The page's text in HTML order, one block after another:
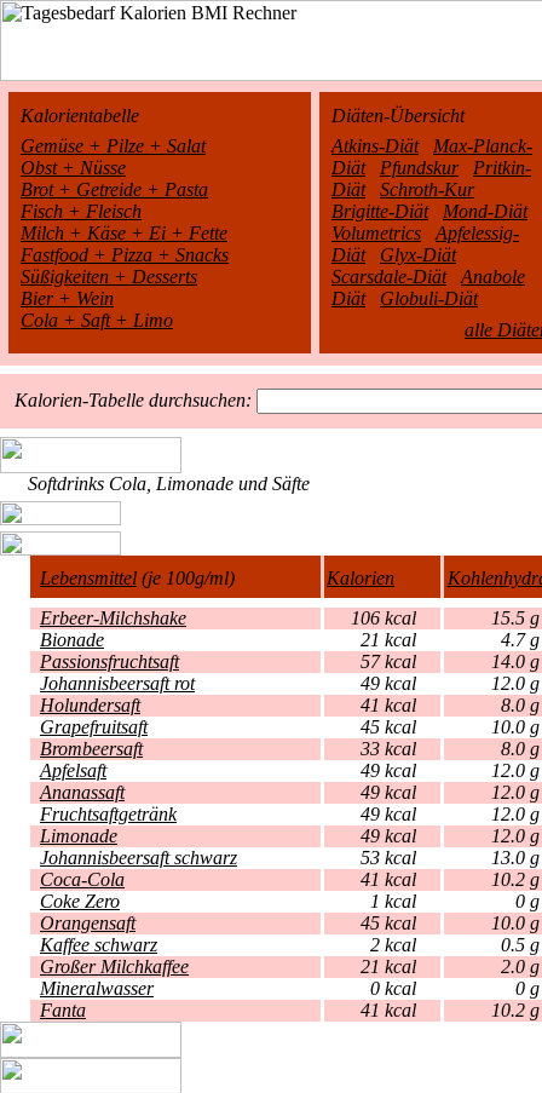
Kalorientabelle
Gemüse + Pilze + Salat
Obst + Nüsse
Brot + Getreide + Pasta
Fisch + Fleisch
Milch + Käse + Ei + Fette
Fastfood + Pizza + Snacks
Süßigkeiten + Desserts
Bier + Wein
Cola + Saft + Limo
Diäten-Übersicht
Atkins-Diät
Max-Planck-
Diät
Pfundskur
Pritkin-
Diät
Schroth-Kur
Brigitte-Diät
Mond-Diät
Volumetrics
Apfelessig-
Diät
Glyx-Diät
Scarsdale-Diät
Anabole
Diät
Globuli-Diät
alle
Kalorien-Tabelle durchsuchen:
Softdrinks Cola, Limonade und Säfte
Lebensmittel (je 100g/ml) Kalorien
Erbeer-Milchshake
106 kcal
Bionade
21 kcal
Passionsfruchtsaft
57 kcal
Johannisbeersaft rot
49 kcal
Holundersaft
41 kcal
Grapefruitsaft
45 kcal
Brombeersaft
33 kcal
Apfelsaft
49 kcal
Ananassaft
49 kcal
Fruchtsaftgetränk
49 kcal
Limonade
49 kcal
Johannisbeersaft schwarz
53 kcal
Coca-Cola
41 kcal
Coke Zero
1 kcal
Orangensaft
45 kcal
Kaffee schwarz
2 kcal
Großer Milchkaffee
21 kcal
Mineralwasser
0 kcal
Fanta
41 kcal